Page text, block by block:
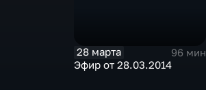
28 марта
96 мин
Эфир от 28.03.2014